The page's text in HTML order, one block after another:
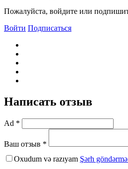
Пожалуйста, войдите или
Войти Подписаться
Написать отзыв
Ad *
Ваш отзыв *
Oxudum və razıyam Şərh